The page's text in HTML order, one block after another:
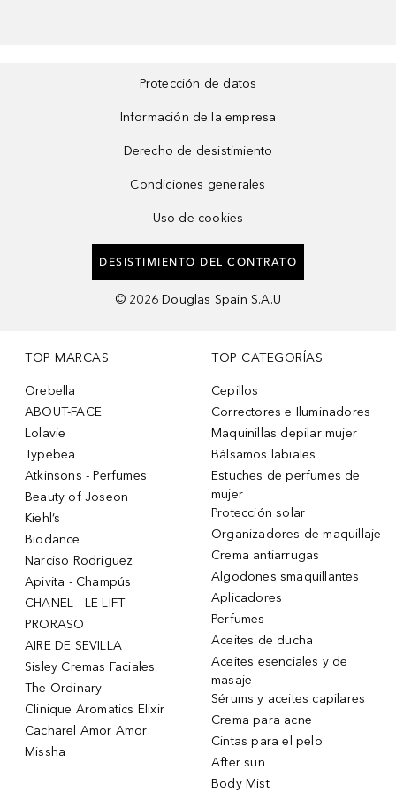
Protección de datos
Información de la empresa
Derecho de desistimiento
Condiciones generales
Uso de cookies
DESISTIMIENTO DEL CONTRATO
© 2026 Douglas Spain S.A.U
TOP MARCAS
Orebella
ABOUT-FACE
Lolavie
Typebea
Atkinsons - Perfumes
Beauty of Joseon
Kiehl’s
Biodance
Narciso Rodriguez
Apivita - Champús
CHANEL - LE LIFT
PRORASO
AIRE DE SEVILLA
Sisley Cremas Faciales
The Ordinary
Clinique Aromatics Elixir
Cacharel Amor Amor
Missha
TOP CATEGORÍAS
Cepillos
Correctores e Iluminadores
Maquinillas depilar mujer
Bálsamos labiales
Estuches de perfumes de
mujer
Protección solar
Organizadores de maquillaje
Crema antiarrugas
Algodones smaquillantes
Aplicadores
Perfumes
Aceites de ducha
Aceites esenciales y de
masaje
Sérums y aceites capilares
Crema para acne
Cintas para el pelo
After sun
Body Mist